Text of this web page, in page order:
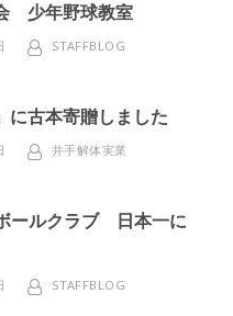
少年野球教室
STAFFBLOG
に古本寄贈しました
井手解体実業
ールクラブ 日本一に
STAFFBLOG